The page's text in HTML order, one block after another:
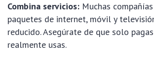
Combina servicios: Muchas
paquetes de internet, móvil y
reducido. Asegúrate de que solo
realmente usas.